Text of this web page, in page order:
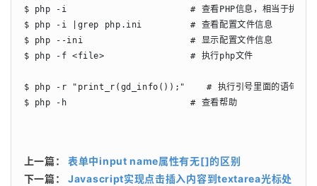
$ php -i                       # 查看PHP信息，相当于执行
$ php -i |grep php.ini         # 查看配置文件信息
$ php --ini                    # 显示配置文件信息
$ php -f <file>                # 执行php文件
$ php -r "print_r(gd_info());"    # 执行引号里面的语句
$ php -h                       # 查看帮助
上一篇： 表单中input name属性有无[]的区别
下一篇： Javascript实现点击插入内容到textarea光标处